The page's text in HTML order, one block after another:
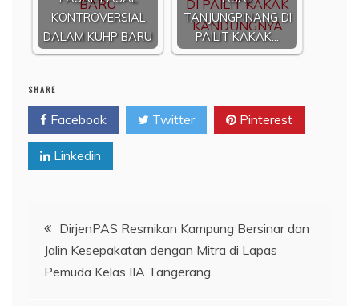
KONTROVERSIAL
DALAM KUHP BARU
TANJUNGPINANG DI
PAILIT KAKAK…
SHARE
Facebook Twitter Pinterest
Linkedin
Navigasi
pos
DirjenPAS Resmikan Kampung Bersinar dan
Jalin Kesepakatan dengan Mitra di Lapas
Pemuda Kelas IIA Tangerang